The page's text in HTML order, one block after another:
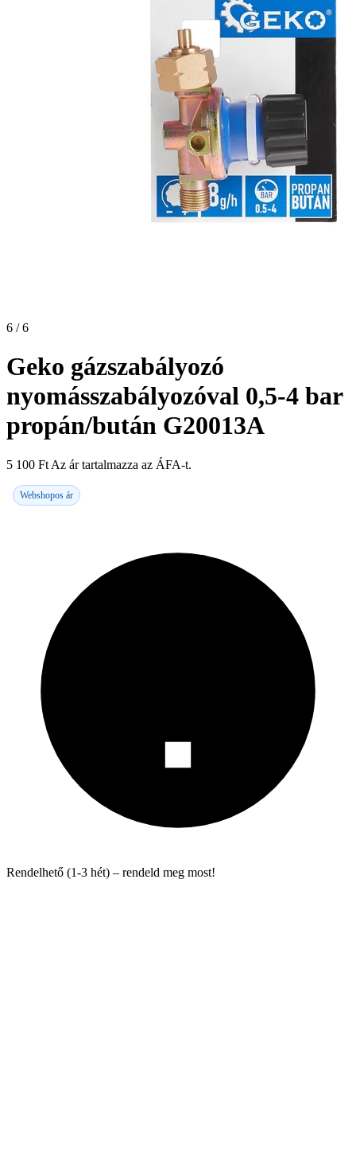
6 / 6
Geko gázszabályozó
nyomásszabályozóval 0,5-4 bar
propán/bután G20013A
5 100 Ft Az ár tartalmazza az ÁFA-t.
Webshopos ár
Rendelhető (1-3 hét) – rendeld meg most!